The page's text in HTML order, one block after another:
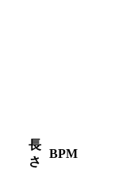
長
さ
BPM